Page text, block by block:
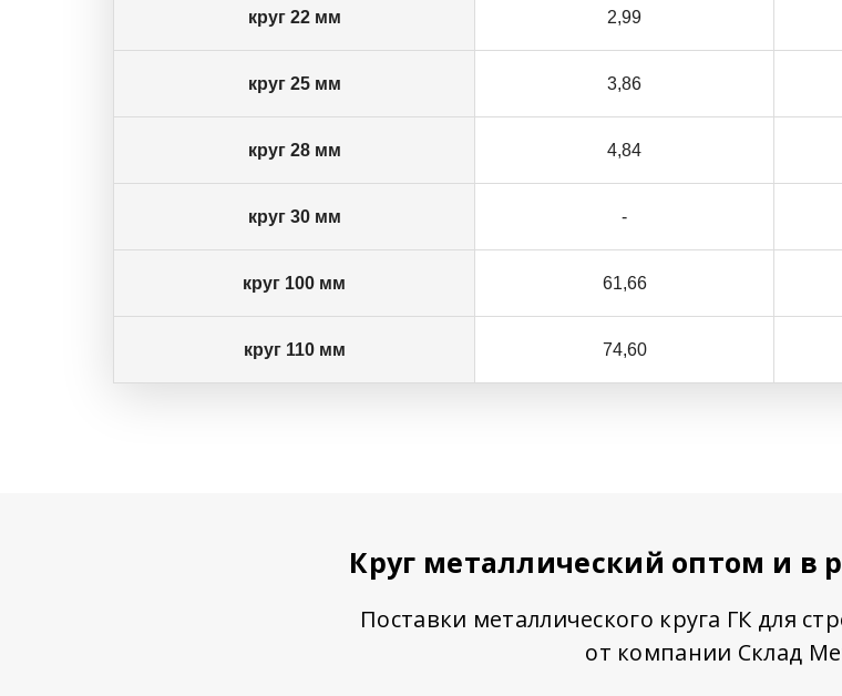
круг 22 мм 2,99
круг 25 мм 3,86
круг 28 мм 4,84
круг 30 мм -
круг 100 мм 61,66
круг 110 мм 74,60
Круг металлический оптом и в
Поставки металлического круга ГК для
от компании Склад